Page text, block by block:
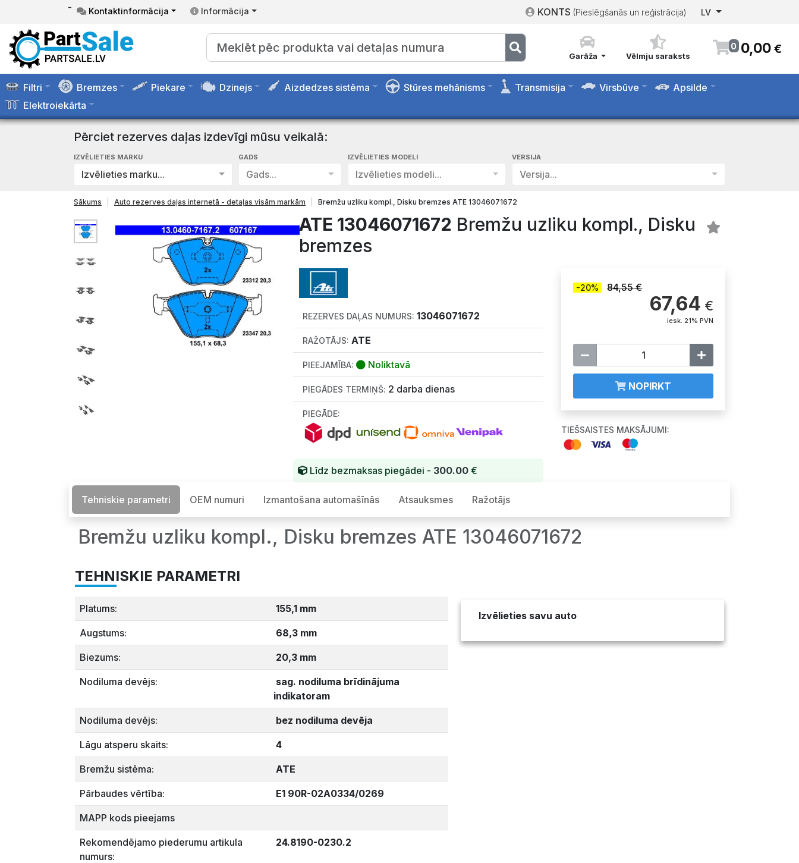
- Kontaktinformācija Informācija KONTS (Pieslēgšanās un reģistrācija) LV
Garāža Vēlmju saraksts
0 0,00 €
Filtri Bremzes Piekare Dzinejs Aizdedzes sistēma Stūres mehānisms Transmisija Virsbūve
Apsilde
Elektroiekārta
Pērciet rezerves daļas izdevīgi mūsu veikalā:
IZVĒLIETIES MARKU
Izvēlieties marku...
GADS
Gads...
IZVĒLIETIES MODELI
Izvēlieties modeli...
VERSIJA
Versija...
Sākums Auto rezerves daļas internetā - detaļas visām markām Bremžu uzliku kompl., Disku bremzes ATE 13046071672
ATE 13046071672 Bremžu uzliku kompl., Disku
bremzes
REZERVES DAĻAS NUMURS: 13046071672
RAŽOTĀJS: ATE
PIEEJAMĪBA: Noliktavā
PIEGĀDES TERMIŅŠ: 2 darba dienas
PIEGĀDE:
Līdz bezmaksas piegādei - 300.00€
-20% 84,55 €
67,64 €
iesk. 21% PVN
NOPIRKT
TIEŠSAISTES MAKSĀJUMI:
Tehniskie parametri OEM numuri Izmantošana automašīnās Atsauksmes Ražotājs
Bremžu uzliku kompl., Disku bremzes ATE 13046071672
TEHNISKIE PARAMETRI
Platums: 155,1 mm
Augstums: 68,3 mm
Biezums: 20,3 mm
Nodiluma devējs:
sag. nodiluma brīdinājuma
indikatoram
Nodiluma devējs: bez nodiluma devēja
Lāgu atsperu skaits: 4
Bremžu sistēma: ATE
Pārbaudes vērtība: E1 90R-02A0334/0269
MAPP kods pieejams
Rekomendējamo piederumu artikula
numurs:
24.8190-0230.2
Izvēlieties savu auto